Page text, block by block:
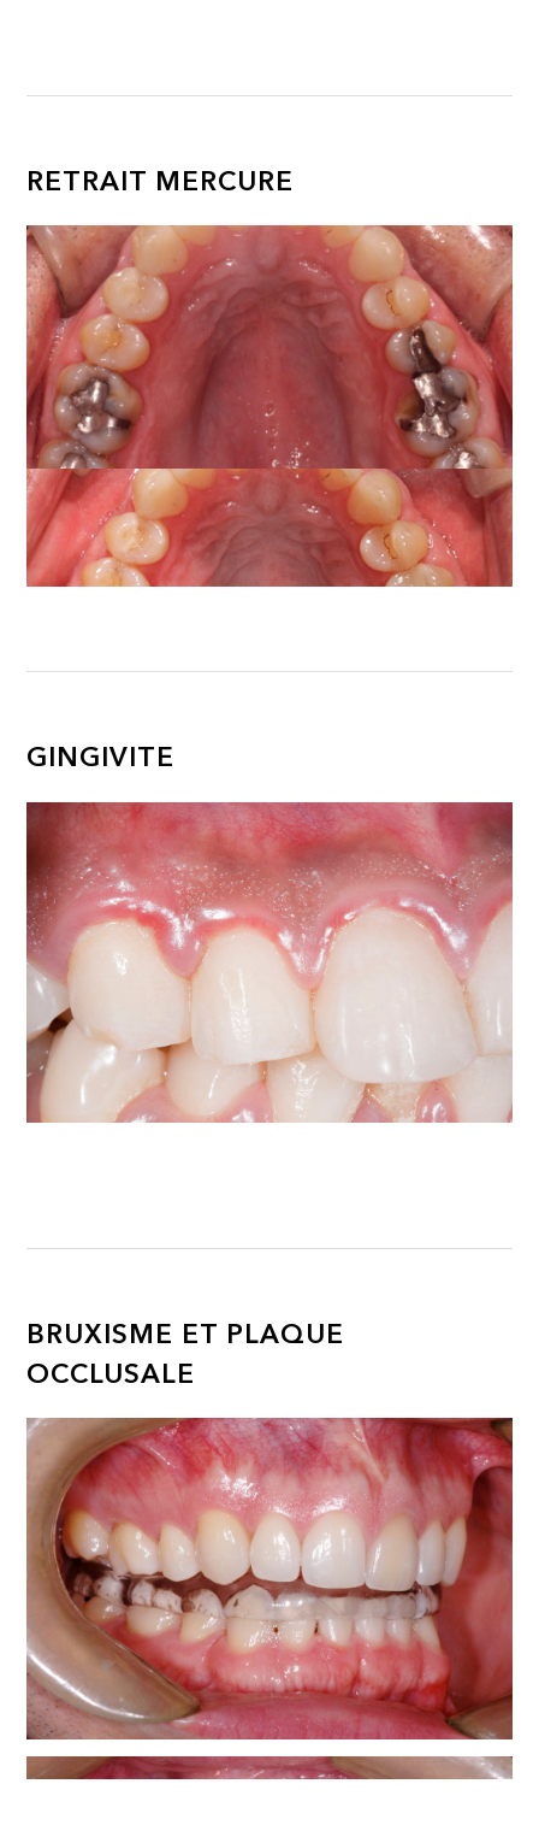
RETRAIT MERCURE
GINGIVITE
BRUXISME ET PLAQUE
OCCLUSALE